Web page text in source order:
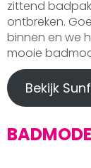
zittend
ontbreken.
binnen en we
mooie
Bekijk